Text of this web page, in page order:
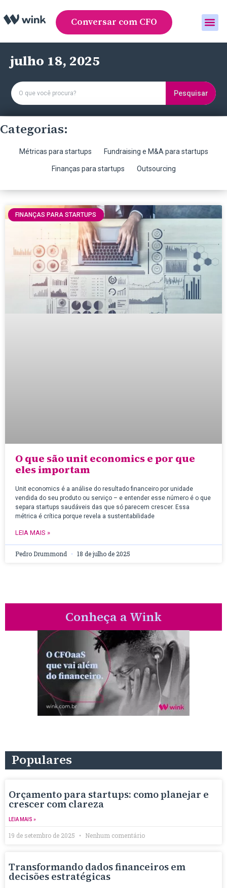
Conversar com CFO
julho 18, 2025
Pesquisar
Categorias:
Métricas para startups Fundraising e M&A para startups
Finanças para startups Outsourcing
FINANÇAS PARA STARTUPS
O que são unit economics e por que
eles importam
Unit economics é a análise do resultado financeiro por unidade
vendida do seu produto ou serviço – e entender esse número é o que
separa startups saudáveis das que só parecem crescer. Essa
métrica é crítica porque revela a sustentabilidade
LEIA MAIS »
Pedro Drummond 18 de julho de 2025
Conheça a Wink
Populares
Orçamento para startups: como planejar e
crescer com clareza
LEIA MAIS »
19 de setembro de 2025 Nenhum comentário
Transformando dados financeiros em
decisões estratégicas